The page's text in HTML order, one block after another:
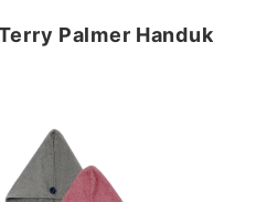
Palmer Handuk